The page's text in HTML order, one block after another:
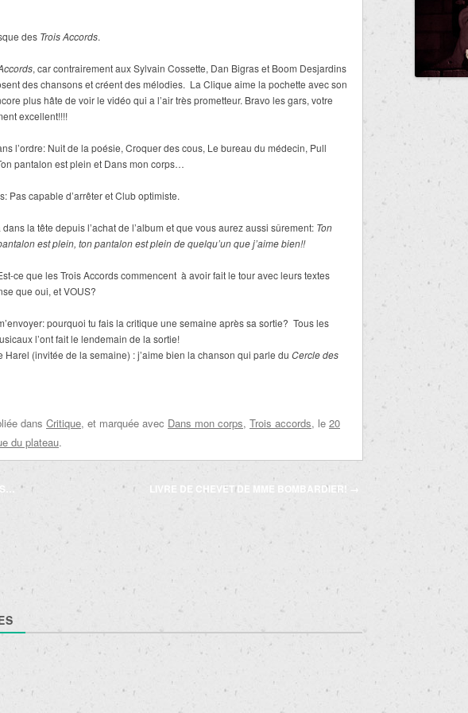
des Trois Accords.
, car contrairement aux Sylvain Cossette, Dan Bigras et Boom Desjardins
des chansons et créent des mélodies. La Clique aime la pochette avec son
plus hâte de voir le vidéo qui a l’air très prometteur. Bravo les gars, votre
excellent!!!!
l’ordre: Nuit de la poésie, Croquer des cous, Le bureau du médecin, Pull
pantalon est plein et Dans mon corps…
Pas capable d’arrêter et Club optimiste.
la tête depuis l’achat de l’album et que vous aurez aussi sûrement: Ton
est plein, ton pantalon est plein de quelqu’un que j’aime bien!!
ce que les Trois Accords commencent à avoir fait le tour avec leurs textes
que oui, et VOUS?
pourquoi tu fais la critique une semaine après sa sortie? Tous les
l’ont fait le lendemain de la sortie!
Harel (invitée de la semaine) : j’aime bien la chanson qui parle du Cercle des
dans Critique, et marquée avec Dans mon corps, Trois accords, le 20
du plateau.
LIVRE DE CHEVET DE MME BOMBARDIER! →